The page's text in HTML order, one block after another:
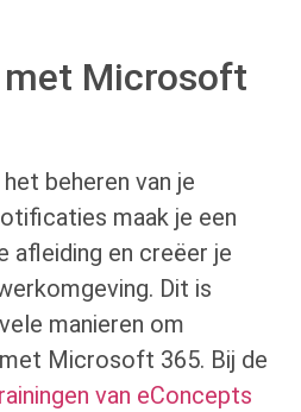
met Microsoft
beheren van je
maak je een
afleiding en creëer je
Dit is
manieren om
Microsoft 365. Bij de
van eConcepts